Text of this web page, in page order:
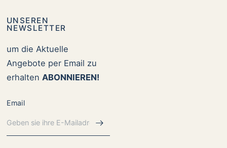
UNSEREN
NEWSLETTER
um die Aktuelle
Angebote per Email zu
erhalten ABONNIEREN!
Email